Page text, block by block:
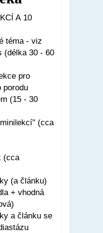
A 10
téma - viz
(délka 30 - 60
pro
porodu
(15 - 30
(cca
(cca
(a článku)
+ vhodná
a článku se